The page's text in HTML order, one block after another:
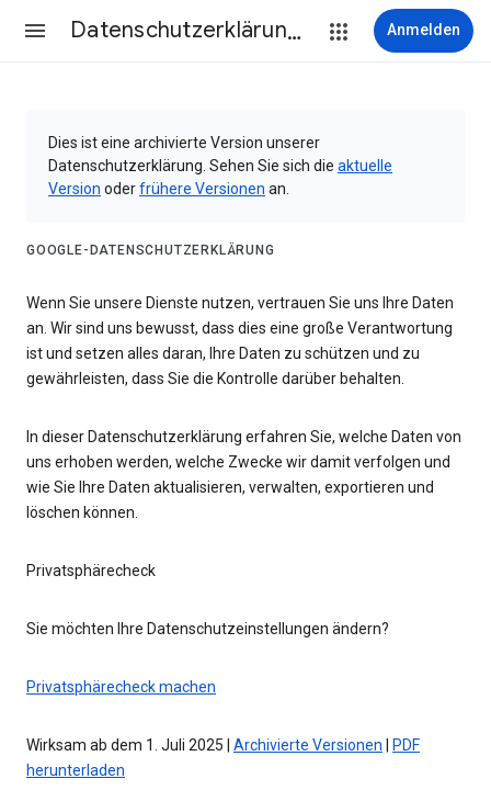
Datenschutzerklärung & Nutzungsbedingungen Anmelden
Dies ist eine archivierte Version unserer
Datenschutzerklärung. Sehen Sie sich die aktuelle
Version oderfrühere Versionen an.
GOOGLE-DATENSCHUTZERKLÄRUNG
Wenn Sie unsere Dienste nutzen, vertrauen Sie uns Ihre Daten
an. Wir sind uns bewusst, dass dies eine große Verantwortung
ist und setzen alles daran, Ihre Daten zu schützen und zu
gewährleisten, dass Sie die Kontrolle darüber behalten.
In dieser Datenschutzerklärung erfahren Sie, welche Daten von
uns erhoben werden, welche Zwecke wir damit verfolgen und
wie Sie Ihre Daten aktualisieren, verwalten, exportieren und
löschen können.
Privatsphärecheck
Sie möchten Ihre Datenschutzeinstellungen ändern?
Privatsphärecheck machen
Wirksam ab dem 1. Juli 2025 | Archivierte Versionen
PDF
herunterladen